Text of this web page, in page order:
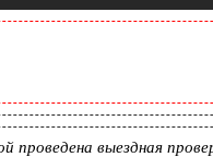
проведена выездная